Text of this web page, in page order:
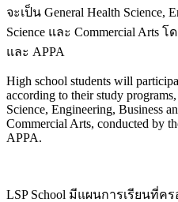
จะเป็น General Health Science,
Science และ Commercial
และ APPA
High school students will
according to their study
Science, Engineering, Business
Commercial Arts, conducted by
APPA.
LSP School มีแผนการเรียนที่